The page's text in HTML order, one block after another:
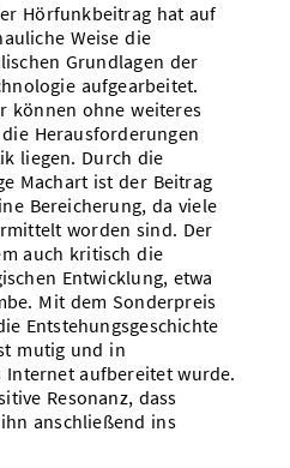
Hörfunkbeitrag hat auf
Weise die
Grundlagen der
aufgearbeitet.
können ohne weiteres
Herausforderungen
liegen. Durch die
Machart ist der Beitrag
Bereicherung, da viele
worden sind. Der
auch kritisch die
Entwicklung, etwa
Mit dem Sonderpreis
Entstehungsgeschichte
mutig und in
aufbereitet wurde.
Resonanz, dass
anschließend ins